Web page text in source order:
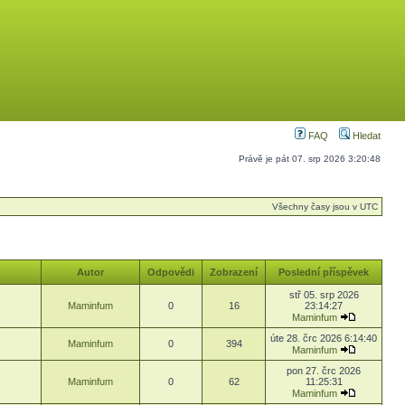
FAQ Hledat
Právě je pát 07. srp 2026 3:20:48
Všechny časy jsou v UTC
Autor Odpovědi Zobrazení Poslední příspěvek
Maminfum 0 16
stř 05. srp 2026
23:14:27
Maminfum
Maminfum 0 394
úte 28. črc 2026 6:14:40
Maminfum
Maminfum 0 62
pon 27. črc 2026
11:25:31
Maminfum